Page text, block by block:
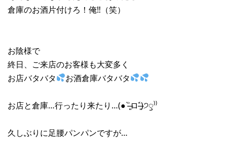
倉庫のお酒片付けろ！俺‼︎（笑）
お陰様で
終日、ご来店のお客様も大変多く
お店バタバタ
お酒倉庫バタバタ
お店と倉庫…行ったり来たり…(● ˃̶͈̀ロ˂̶͈́)੭ꠥ⁾⁾
久しぶりに足腰パンパンですが…